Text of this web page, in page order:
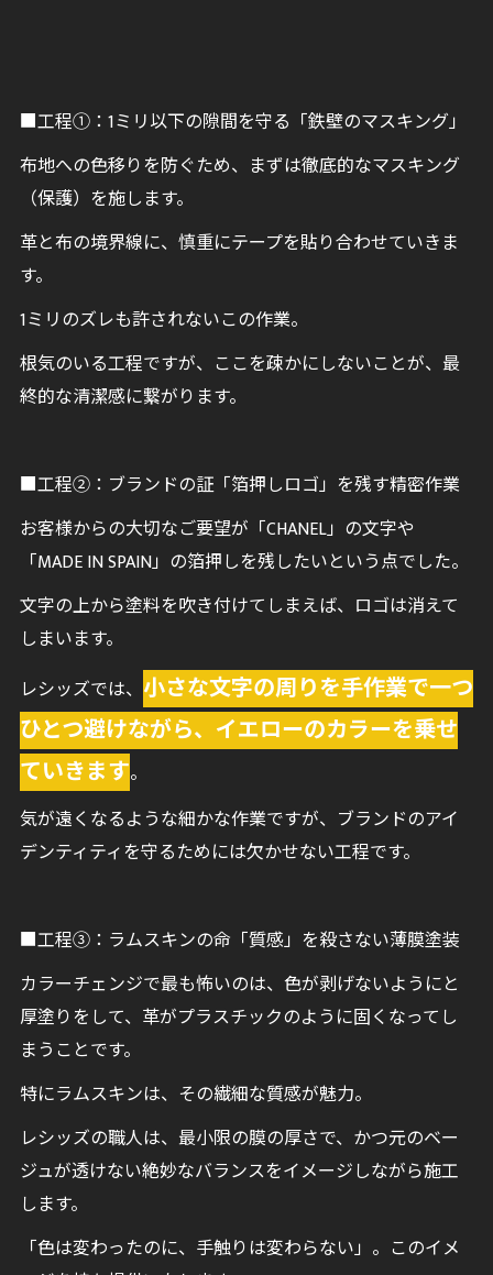
■工程①：1ミリ以下の隙間を守る「鉄壁のマスキング」
布地への色移りを防ぐため、まずは徹底的なマスキング
（保護）を施します。
革と布の境界線に、慎重にテープを貼り合わせていきま
す。
1ミリのズレも許されないこの作業。
根気のいる工程ですが、ここを疎かにしないことが、最
終的な清潔感に繋がります。
■工程②：ブランドの証「箔押しロゴ」を残す精密作業
お客様からの大切なご要望が「CHANEL」の文字や
「MADE IN SPAIN」の箔押しを残したいという点でした。
文字の上から塗料を吹き付けてしまえば、ロゴは消えて
しまいます。
レシッズでは、 小さな文字の周りを手作業で一つ
ひとつ避けながら、イエローのカラーを乗せ
ていきます。
気が遠くなるような細かな作業ですが、ブランドのアイ
デンティティを守るためには欠かせない工程です。
■工程③：ラムスキンの命「質感」を殺さない薄膜塗装
カラーチェンジで最も怖いのは、色が剥げないようにと
厚塗りをして、革がプラスチックのように固くなってし
まうことです。
特にラムスキンは、その繊細な質感が魅力。
レシッズの職人は、最小限の膜の厚さで、かつ元のベー
ジュが透けない絶妙なバランスをイメージしながら施工
します。
「色は変わったのに、手触りは変わらない」。このイメ